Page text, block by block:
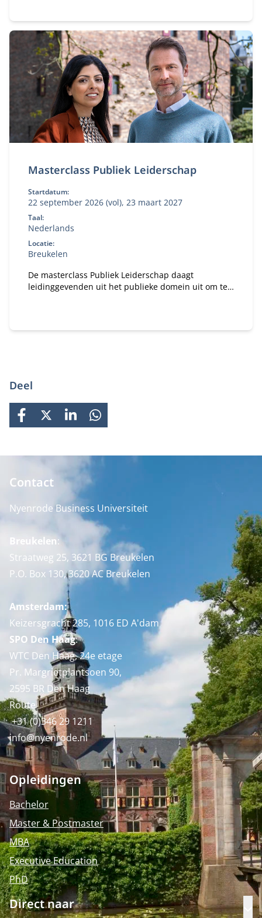
Masterclass Publiek Leiderschap
Startdatum:
22 september 2026 (vol), 23 maart 2027
Taal:
Nederlands
Locatie:
Breukelen
De masterclass Publiek Leiderschap daagt
leidinggevenden uit het publieke domein uit om te
Deel
FACEBOOK
X LINKEDINWHATSAPP
Contact
Nyenrode Business Universiteit
Breukelen:
Straatweg 25, 3621 BG Breukelen
P.O. Box 130, 3620 AC Breukelen
Amsterdam:
Keizersgracht 285, 1016 ED A'dam
SPO Den Haag:
WTC Den Haag, 24e etage
Pr. Margrietplantsoen 90,
2595 BR Den Haag
Route
+31 (0)346 29 1211
info@nyenrode.nl
Opleidingen
Bachelor
Master & Postmaster
MBA
Executive Education
PhD
Direct naar